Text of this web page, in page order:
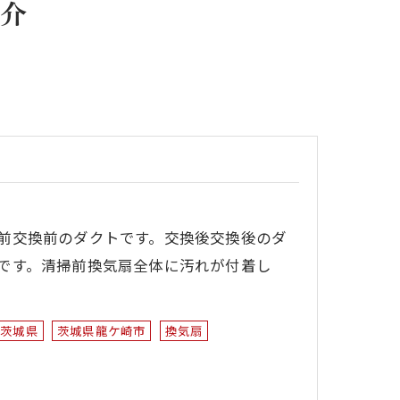
交換前のダクトです。交換後交換後のダ
す。清掃前換気扇全体に汚れが付着し
茨城県 茨城県龍ケ崎市 換気扇